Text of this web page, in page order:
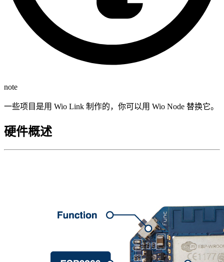
note
一些项目是用 Wio Link 制作的，你可以用 Wio Node 替换它。
硬件概述